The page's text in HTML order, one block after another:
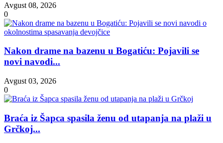
Avgust 08, 2026
0
Nakon drame na bazenu u Bogatiću: Pojavili se
novi navodi...
Avgust 03, 2026
0
Braća iz Šapca spasila ženu od utapanja na plaži u
Grčkoj...